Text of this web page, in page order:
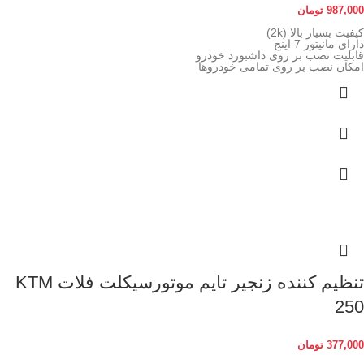
987,000 تومان
کیفیت بسیار بالا (2k)
دارای مانیتور 7 اینج
قابلیت نصب بر روی داشبورد خودرو
امکان نصب بر روی تمامی خودروها
تنظیم کننده زنجیر تایم موتورسیکلت فلات KTM
250
377,000 تومان